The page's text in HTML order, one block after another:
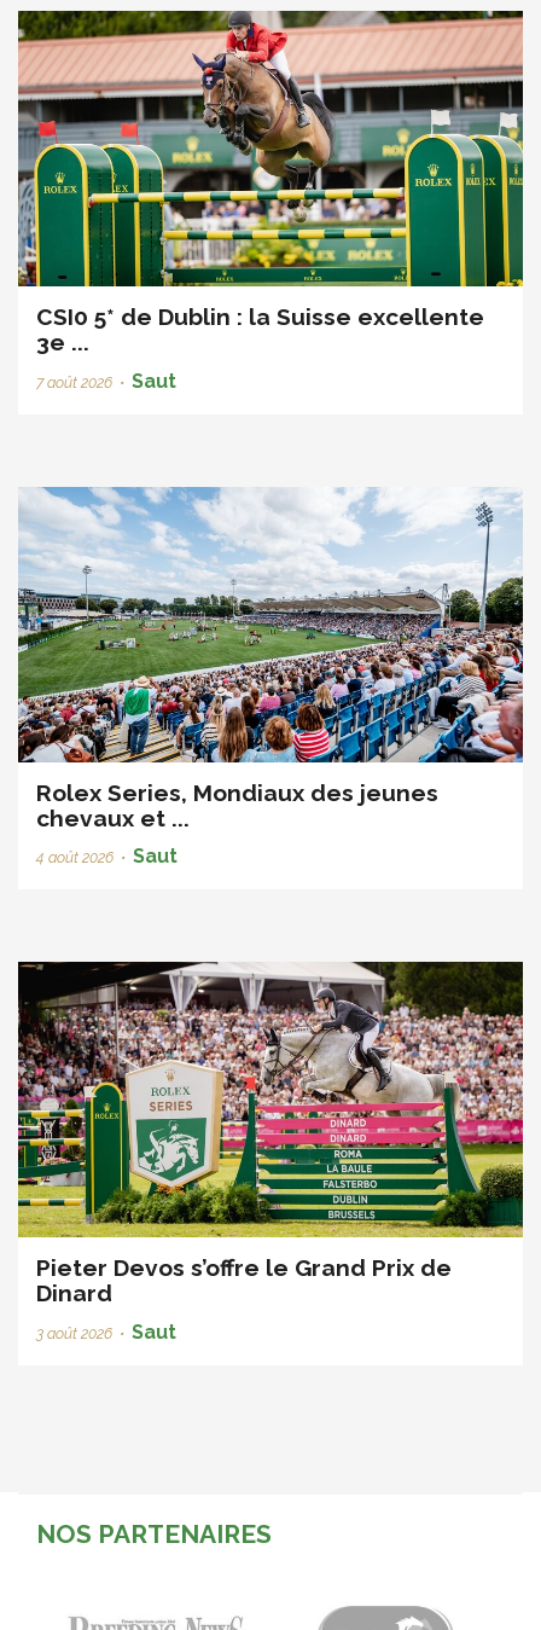
CSI0 5* de Dublin : la Suisse excellente
3e ...
7 août 2026 • Saut
Rolex Series, Mondiaux des jeunes
chevaux et ...
4 août 2026 • Saut
Pieter Devos s’offre le Grand Prix de
Dinard
3 août 2026 • Saut
NOS PARTENAIRES